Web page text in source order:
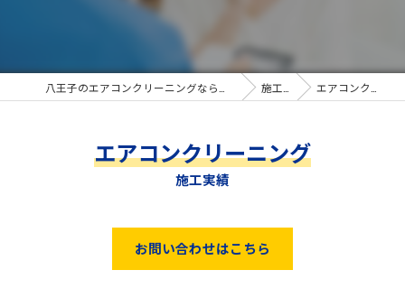
施工実績 エアコンクリーニング
施工実績
エアコンクリーニング
お問い合わせはこちら